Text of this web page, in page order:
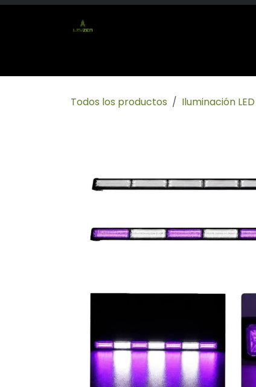
Ir al contenido
Todos los productos Iluminación LED